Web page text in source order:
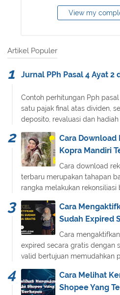
View my
Artikel Populer
Jurnal PPh Pasal 4 Ayat 2
Contoh perhitungan Pph
satu pajak final atas dividen,
deposito, revaluasi dan hadiah
Cara Download
Kopra Mandiri
Cara download
terbaru merupakan tahapan
rangka melakukan rekonsiliasi
Cara
Sudah Expired
Cara
expired secara gratis dengan
valid bertujuan memudahkan
Cara Melihat
Shopee Yang